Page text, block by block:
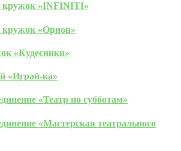
кружок «INFINITI»
кружок «Орион»
«Кудесники»
«Играй-ка»
«Театр по субботам»
«Мастерская театрального